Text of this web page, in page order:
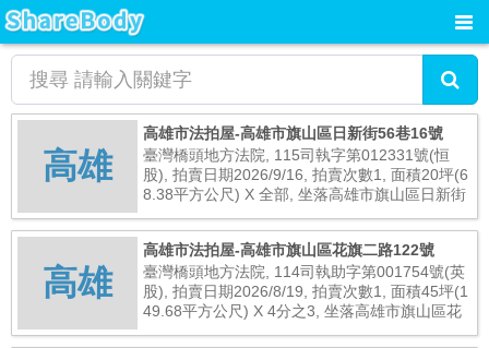
高雄
高雄市法拍屋-高雄市旗山區日新街56巷16號
臺灣橋頭地方法院, 115司執字第012331號(恒
股), 拍賣日期2026/9/16, 拍賣次數1, 面積20坪(6
8.38平方公尺) X 全部, 坐落高雄市旗山區日新街
高雄
高雄市法拍屋-高雄市旗山區花旗二路122號
臺灣橋頭地方法院, 114司執助字第001754號(英
股), 拍賣日期2026/8/19, 拍賣次數1, 面積45坪(1
49.68平方公尺) X 4分之3, 坐落高雄市旗山區花